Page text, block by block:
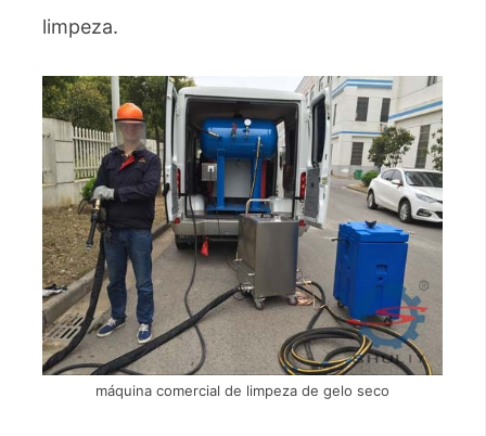
limpeza.
máquina comercial de limpeza de gelo seco